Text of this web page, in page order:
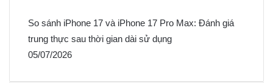
So sánh iPhone 17 và iPhone 17 Pro Max: Đánh giá
trung thực sau thời gian dài sử dụng
05/07/2026